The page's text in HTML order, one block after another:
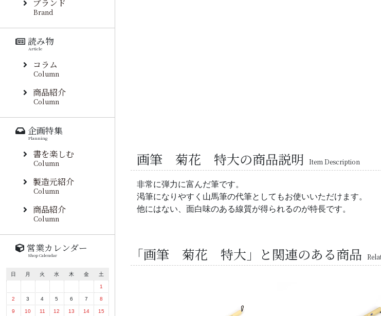
画筆 菊花 特大の商品説明 Item Description
非常に弾力に富んだ筆です。
渇筆になりやすく山馬筆の代筆としてもお使いいただけます。
他にはない、面白味のある線質が得られるのが特長です。
「画筆 菊花 特大」と関連のある商品
ブランド
Brand
読み物
Article
コラム
Column
商品紹介
Column
企画特集
Planning
書を楽しむ
Column
製造元紹介
Column
商品紹介
Column
営業カレンダー
Shop Calendar
日 月 火 水 木 金 土
1
2 3 4 5 6 7 8
9 10 11 12 13 14 15